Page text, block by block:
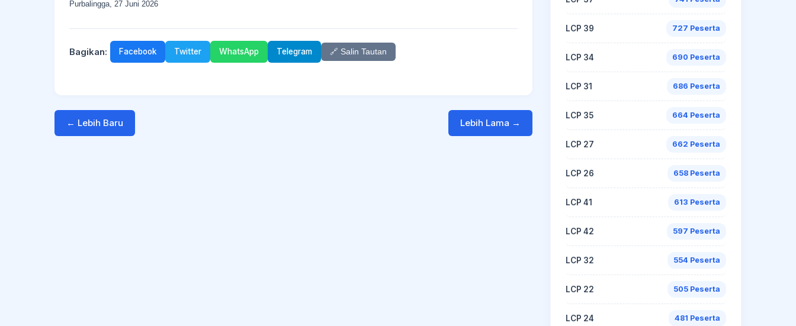
Purbalingga, 27 Juni 2026
Bagikan: Facebook Twitter WhatsApp Telegram 🔗 Salin Tautan
← Lebih Baru Lebih Lama →
LCP 39 727 Peserta
LCP 34 690 Peserta
LCP 31 686 Peserta
LCP 35 664 Peserta
LCP 27 662 Peserta
LCP 26 658 Peserta
LCP 41 613 Peserta
LCP 42 597 Peserta
LCP 32 554 Peserta
LCP 22 505 Peserta
LCP 24 481 Peserta